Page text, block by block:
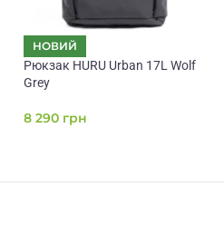
НОВИЙ
Рюкзак HURU Urban 17L Wolf
Grey
8 290 грн